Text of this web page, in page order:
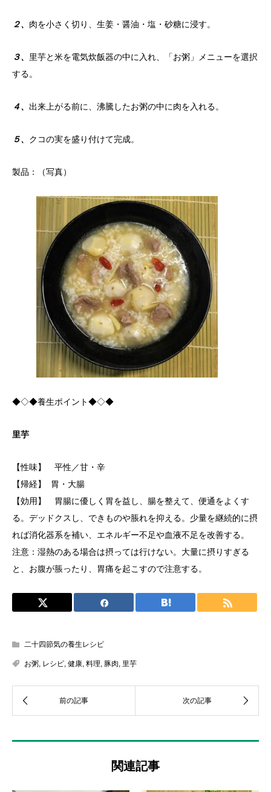
２、 肉を小さく切り、生姜・醤油・塩・砂糖に浸す。
３、 里芋と米を電気炊飯器の中に入れ、「お粥」メニューを選択
する。
４、 出来上がる前に、沸騰したお粥の中に肉を入れる。
５、 クコの実を盛り付けて完成。
製品：（写真）
◆◇◆養生ポイント◆◇◆
里芋
【性味】 平性／甘・辛
【帰経】 胃・大腸
【効用】 胃腸に優しく胃を益し、腸を整えて、便通をよくす
る。デッドクスし、できものや脹れを抑える。少量を継続的に摂
れば消化器系を補い、エネルギー不足や血液不足を改善する。
注意：湿熱のある場合は摂っては行けない。大量に摂りすぎる
と、お腹が脹ったり、胃痛を起こすので注意する。
二十四節気の養生レシピ
お粥, レシピ, 健康, 料理, 豚肉, 里芋
関連記事